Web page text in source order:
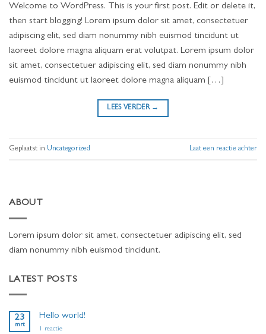
Welcome to WordPress. This is your first post. Edit or delete it,
then start blogging! Lorem ipsum dolor sit amet, consectetuer
adipiscing elit, sed diam nonummy nibh euismod tincidunt ut
laoreet dolore magna aliquam erat volutpat. Lorem ipsum dolor
sit amet, consectetuer adipiscing elit, sed diam nonummy nibh
euismod tincidunt ut laoreet dolore magna aliquam […]
LEES VERDER →
Geplaatst in Uncategorized Laat een reactie achter
ABOUT
Lorem ipsum dolor sit amet, consectetuer adipiscing elit, sed
diam nonummy nibh euismod tincidunt.
LATEST POSTS
23
mrt
Hello world!
1 reactieop